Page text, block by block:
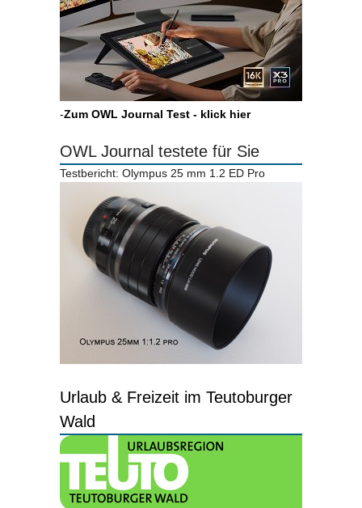
-Zum OWL Journal Test - klick hier
OWL Journal testete für Sie
Testbericht: Olympus 25 mm 1.2 ED Pro
Urlaub & Freizeit im Teutoburger
Wald